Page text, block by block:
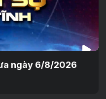
ngày 6/8/2026